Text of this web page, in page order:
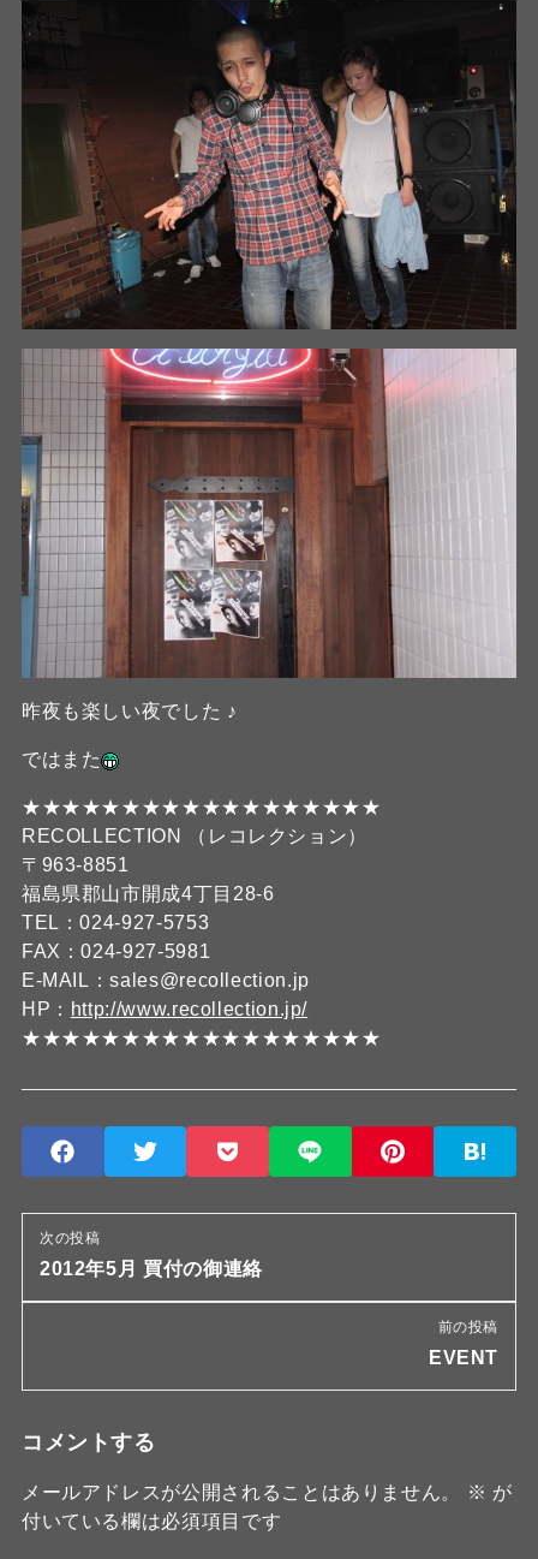
昨夜も楽しい夜でした ♪
ではまた
★★★★★★★★★★★★★★★★★★
RECOLLECTION （レコレクション）
〒963-8851
福島県郡山市開成4丁目28-6
TEL：024-927-5753
FAX：024-927-5981
E-MAIL：sales@recollection.jp
HP： http://www.recollection.jp/
★★★★★★★★★★★★★★★★★★
次の投稿
2012年5月 買付の御連絡
前の投稿
EVENT
コメントする
メールアドレスが公開されることはありません。 ※ が
付いている欄は必須項目です